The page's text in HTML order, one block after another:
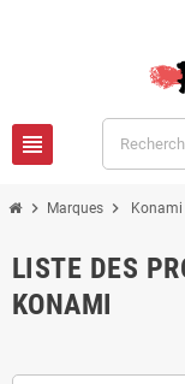
view_headline
chevron_right Marques chevron_right Konami
LISTE DES
KONAMI